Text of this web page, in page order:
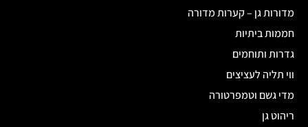
מדורות גן – קערות מדורה
חממות ביתיות
גדרות ותוחמים
ווי תליה לעציצים
מדי גשם וטמפרטורה
ריהוט גן